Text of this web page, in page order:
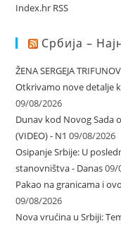
Index.hr RSS
Србија –
ŽENA SERGEJA
Otkrivamo nove detalje
09/08/2026
Dunav kod Novog Sada
(VIDEO) - N1 09/08/2026
Osipanje Srbije: U
stanovništva - Danas09/
Pakao na granicama i
09/08/2026
Nova vrućina u Srbiji: